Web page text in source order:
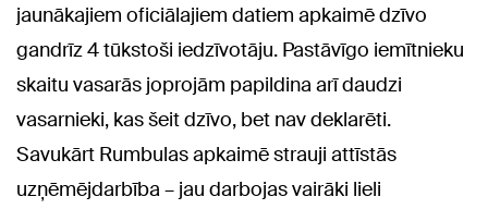
jaunākajiem oficiālajiem datiem apkaimē dzīvo
gandrīz 4 tūkstoši iedzīvotāju. Pastāvīgo iemītnieku
skaitu vasarās joprojām papildina arī daudzi
vasarnieki, kas šeit dzīvo, bet nav deklarēti.
Savukārt Rumbulas apkaimē strauji attīstās
uzņēmējdarbība – jau darbojas vairāki lieli